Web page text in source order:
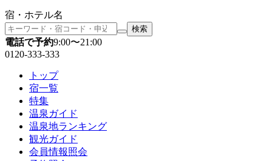
宿・ホテル名
検索
電話で予約9:00〜21:00
0120-333-333
トップ
宿一覧
特集
温泉ガイド
温泉地ランキング
観光ガイド
会員情報照会